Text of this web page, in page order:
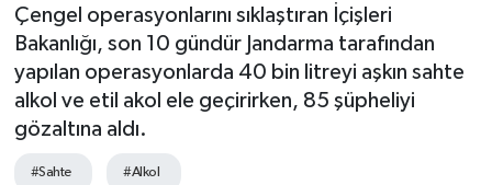
Çengel operasyonlarını sıklaştıran İçişleri
Bakanlığı, son 10 gündür Jandarma tarafından
yapılan operasyonlarda 40 bin litreyi aşkın sahte
alkol ve etil akol ele geçirirken, 85 şüpheliyi
gözaltına aldı.
#Sahte #Alkol
Haber Arşivi